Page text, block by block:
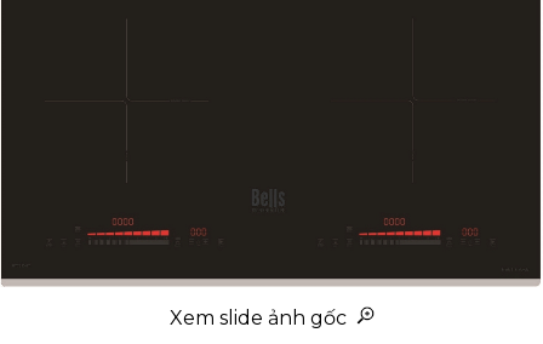
Xem slide ảnh gốc